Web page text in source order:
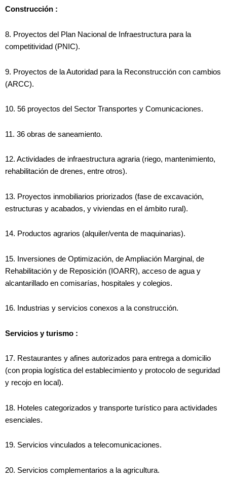
Construcción :
8. Proyectos del Plan Nacional de Infraestructura para la
competitividad (PNIC).
9. Proyectos de la Autoridad para la Reconstrucción con cambios
(ARCC).
10. 56 proyectos del Sector Transportes y Comunicaciones.
11. 36 obras de saneamiento.
12. Actividades de infraestructura agraria (riego, mantenimiento,
rehabilitación de drenes, entre otros).
13. Proyectos inmobiliarios priorizados (fase de excavación,
estructuras y acabados, y viviendas en el ámbito rural).
14. Productos agrarios (alquiler/venta de maquinarias).
15. Inversiones de Optimización, de Ampliación Marginal, de
Rehabilitación y de Reposición (IOARR), acceso de agua y
alcantarillado en comisarías, hospitales y colegios.
16. Industrias y servicios conexos a la construcción.
Servicios y turismo :
17. Restaurantes y afines autorizados para entrega a domicilio
(con propia logística del establecimiento y protocolo de seguridad
y recojo en local).
18. Hoteles categorizados y transporte turístico para actividades
esenciales.
19. Servicios vinculados a telecomunicaciones.
20. Servicios complementarios a la agricultura.